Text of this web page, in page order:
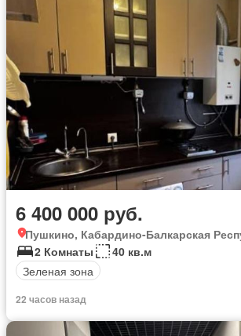
6 400 000 руб.
Пушкино, Кабардино-Балкарская
2 Комнаты
40 кв.м
Зеленая зона
22 часов назад